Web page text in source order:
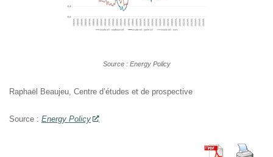
Source : Energy Policy
Raphaël Beaujeu, Centre d’études et de prospective
Source : Energy Policy